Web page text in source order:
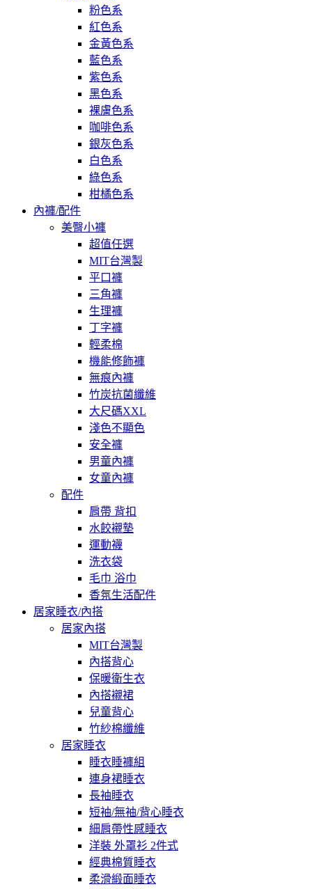
粉色系
紅色系
金黃色系
藍色系
紫色系
黑色系
裸膚色系
咖啡色系
銀灰色系
白色系
綠色系
柑橘色系
內褲/配件
美臀小褲
超值任選
MIT台灣製
平口褲
三角褲
生理褲
丁字褲
輕柔棉
機能修飾褲
無痕內褲
竹炭抗菌纖維
大尺碼XXL
淺色不顯色
安全褲
男童內褲
女童內褲
配件
肩帶 背扣
水餃襯墊
運動襪
洗衣袋
毛巾 浴巾
香氛生活配件
居家睡衣/內搭
居家內搭
MIT台灣製
內搭背心
保暖衛生衣
內搭襯裙
兒童背心
竹紗棉纖維
居家睡衣
睡衣睡褲組
連身裙睡衣
長袖睡衣
短袖/無袖/背心睡衣
細肩帶性感睡衣
洋裝 外罩衫 2件式
經典棉質睡衣
柔滑緞面睡衣